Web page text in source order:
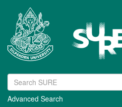
Advanced Search